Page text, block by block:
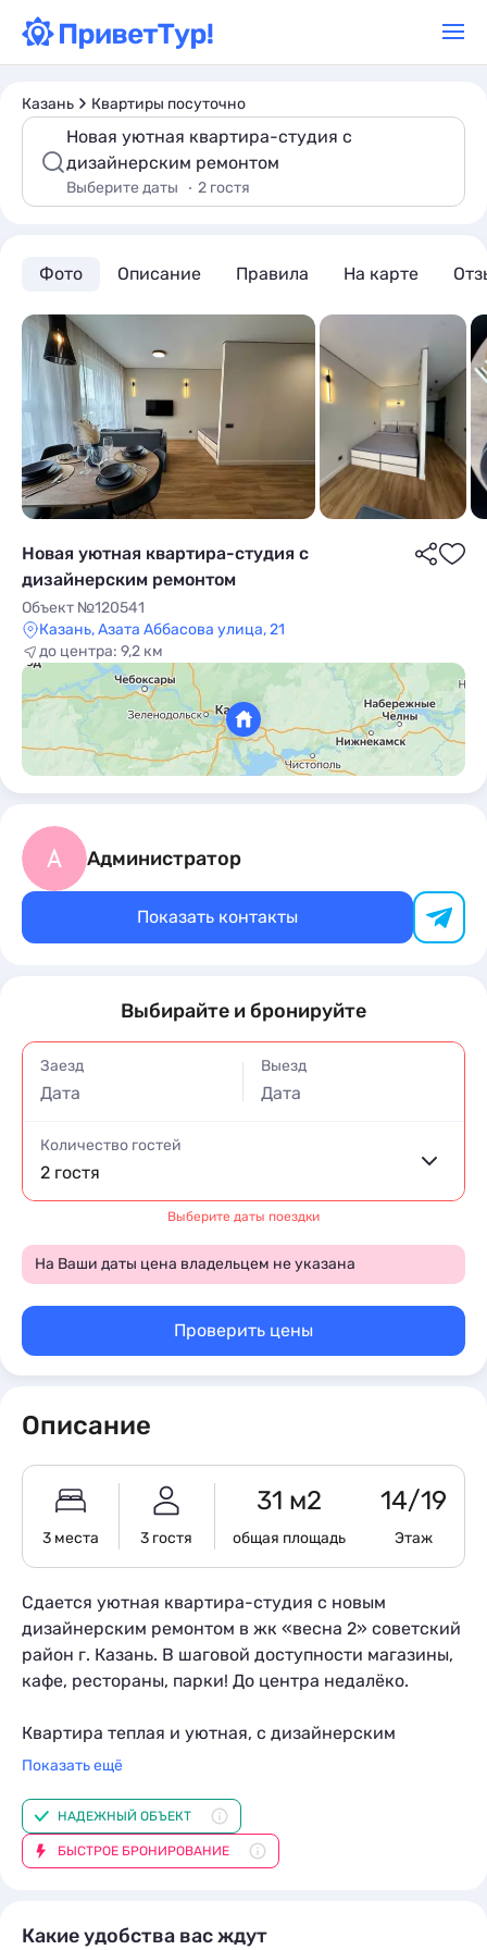
Казань Квартиры посуточно
Новая уютная квартира-студия с
дизайнерским ремонтом
Выберите даты 2 гостя
Фото Описание Правила На карте
Новая уютная квартира-студия с
дизайнерским ремонтом
Объект №120541
Казань, Азата Аббасова улица, 21
до центра: 9,2 км
А Администратор
Показать контакты
Выбирайте и бронируйте
Заезд
Дата
Выезд
Дата
Количество гостей
2 гостя
Выберите даты поездки
На Ваши даты цена владельцем не указана
Проверить цены
Описание
3 места 3 гостя
31 м2
общая площадь
14/19
Этаж
Сдается уютная квартира-студия с новым
дизайнерским ремонтом в жк «весна 2» советский
район г. Казань. В шаговой доступности магазины,
кафе, рестораны, парки! До центра недалёко.
Квартира теплая и уютная, с дизайнерским
ремонтом. Полный комплект посуды, постельного
Хорошая шумоизоляция, парковка у дома, тихий
зелёный двор с закрытой собственной детской
площадкой.
каждого выезда проводится влажная уборка с
Показать ещё
НАДЕЖНЫЙ ОБЪЕКТ
БЫСТРОЕ БРОНИРОВАНИЕ
Какие удобства вас ждут